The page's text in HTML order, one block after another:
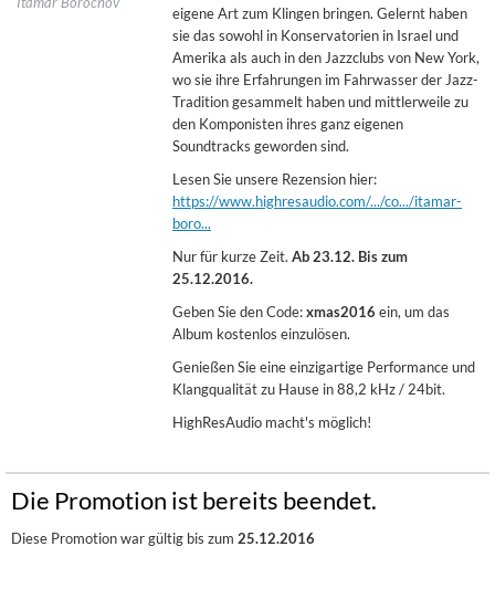
eigene Art zum Klingen bringen. Gelernt haben
sie das sowohl in Konservatorien in Israel und
Amerika als auch in den Jazzclubs von New York,
wo sie ihre Erfahrungen im Fahrwasser der Jazz-
Tradition gesammelt haben und mittlerweile zu
den Komponisten ihres ganz eigenen
Soundtracks geworden sind.
Lesen Sie unsere Rezension hier:
https://www.highresaudio.com/.../co.../itamar-
boro...
Nur für kurze Zeit. Ab 23.12. Bis zum
25.12.2016.
Geben Sie den Code:xmas2016 ein, um das
Album kostenlos einzulösen.
Genießen Sie eine einzigartige Performance und
Klangqualität zu Hause in 88,2 kHz / 24bit.
HighResAudio macht's möglich!
Die Promotion ist bereits beendet.
Diese Promotion war gültig bis zum 25.12.2016